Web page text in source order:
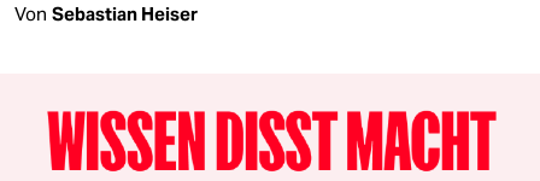
Von Sebastian Heiser